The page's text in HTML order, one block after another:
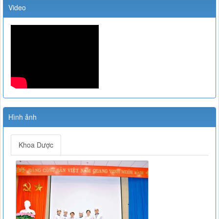
PHẢN VỆ
Lượt xem:11751 | lượt tải:2327
NGHỊ ĐỊNH SỐ 20/2017/TT-BYT VỀ THUỐC VÀ NGUYÊN
LIỆU LÀM THUỐC PHẢI KIỂM SOÁT ĐẶC BIỆT
Lượt xem:11212 | lượt tải:2046
THÔNG TƯ 26-BYTQUY ĐỊNH VỀ DANH MỤC THUỐC
HIẾM
Công văn 22098/QLD-ĐK
Công văn 22098/QLD-ĐK về việc thống nhất chỉ định đối với
thuốc Alphachymotrypsin dùng đường uống, ngậm dưới lưỡi
Lượt xem:8490 | lượt tải:932
07/2017/TT-BYT
DANH MỤC THUỐC KHÔNG KÊ ĐƠN - Thông tư
07/2017/TT-BYT
Video
Hình ảnh
Khoa Dược